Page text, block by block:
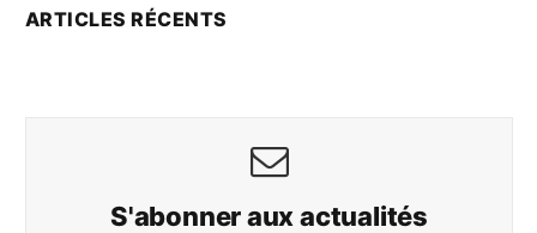
ARTICLES RÉCENTS
S'abonner aux actualités